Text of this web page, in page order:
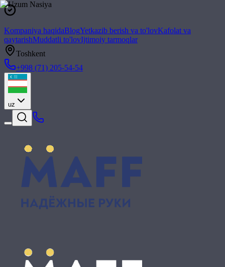
Kompaniya haqidaBlogYetkazib berish va to'lovKafolat va
qaytarishMuddatli to'lovIjtimoiy tarmoqlar
Toshkent
+998 (71) 205-54-54
uz